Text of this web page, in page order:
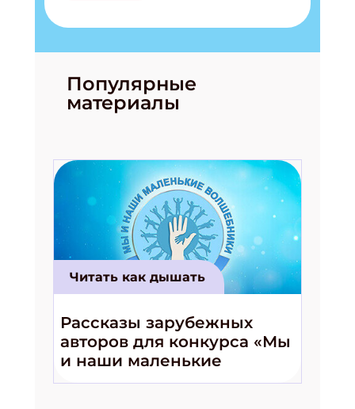
Популярные
материалы
Читать как дышать
Рассказы зарубежных
авторов для конкурса «Мы
и наши маленькие
волшебники!»
Подпишись на рассылку
Получи электронный "Классный журнал" в
подарок!
Укажите Ваш Email